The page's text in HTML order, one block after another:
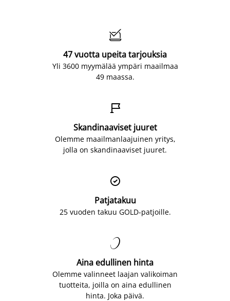

47 vuotta upeita tarjouksia
Yli 3600 myymälää ympäri maailmaa
49 maassa.

Skandinaaviset juuret
Olemme maailmanlaajuinen yritys,
jolla on skandinaaviset juuret.

Patjatakuu
25 vuoden takuu GOLD-patjoille.

Aina edullinen hinta
Olemme valinneet laajan valikoiman
tuotteita, joilla on aina edullinen
hinta. Joka päivä.